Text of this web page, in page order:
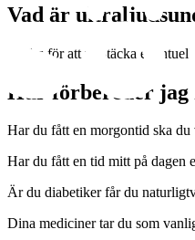
Vad är
Utförs för att upptäcka
Hur förbereder jag
Har du fått en morgontid ska
Har du fått en tid mitt på dagen
Är du diabetiker får du
Dina mediciner tar du som